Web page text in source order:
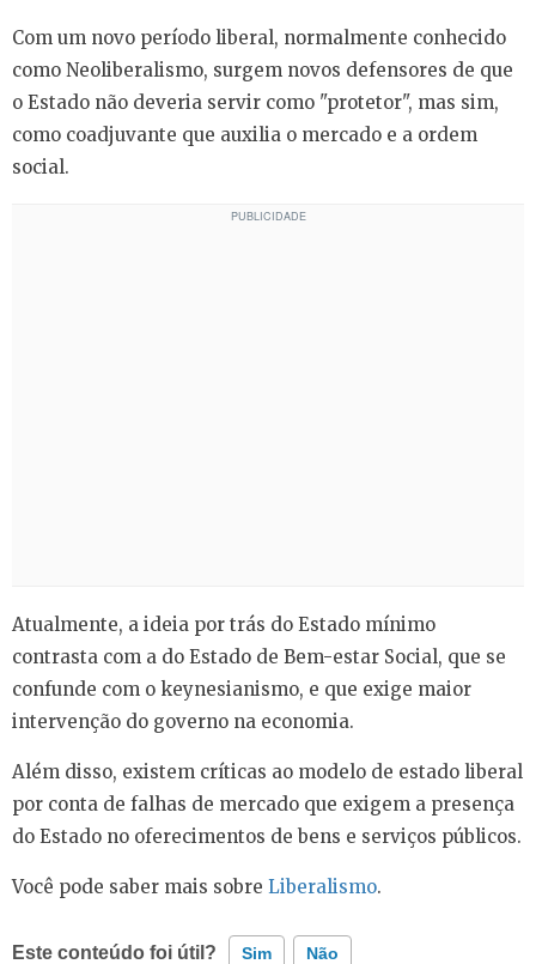
Com um novo período liberal, normalmente conhecido
como Neoliberalismo, surgem novos defensores de que
o Estado não deveria servir como "protetor", mas sim,
como coadjuvante que auxilia o mercado e a ordem
social.
Atualmente, a ideia por trás do Estado mínimo
contrasta com a do Estado de Bem-estar Social, que se
confunde com o keynesianismo, e que exige maior
intervenção do governo na economia.
Além disso, existem críticas ao modelo de estado liberal
por conta de falhas de mercado que exigem a presença
do Estado no oferecimentos de bens e serviços públicos.
Você pode saber mais sobre Liberalismo.
Este conteúdo foi útil? Sim Não